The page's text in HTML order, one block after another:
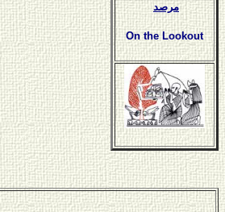
مرصد
On the Lookout